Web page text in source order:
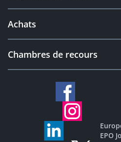
Achats
Chambres de recours
EPO